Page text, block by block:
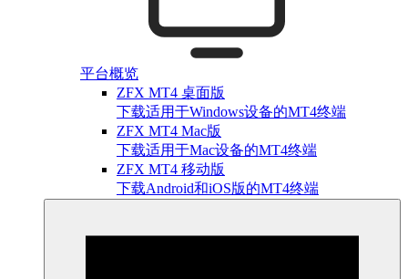
平台概览
ZFX MT4 桌面版
下载适用于Windows设备的MT4终端
ZFX MT4 Mac版
下载适用于Mac设备的MT4终端
ZFX MT4 移动版
下载Android和iOS版的MT4终端